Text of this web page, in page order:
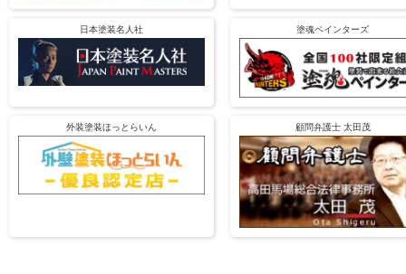
日本塗装名人社 塗魂ペインターズ
外装塗装ほっとらいん 顧問弁護士 太田茂